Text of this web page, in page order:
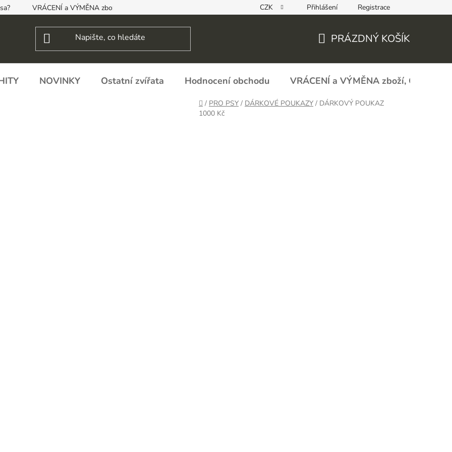
VRÁCENÍ a VÝMĚNA zboží, ODSTOUPENÍ OD SMLOUVY REKLAMAČNÍ FORMULÁŘ - zboží s vadou
CZK Přihlášení Registrace
KOŠÍK
PRÁZDNÝ KOŠÍK
NOVINKY Ostatní zvířata Hodnocení obchodu VRÁCENÍ a VÝMĚNA zboží,
Domů
/ PRO PSY / DÁRKOVÉ POUKAZY / DÁRKOVÝ POUKAZ
1000 Kč